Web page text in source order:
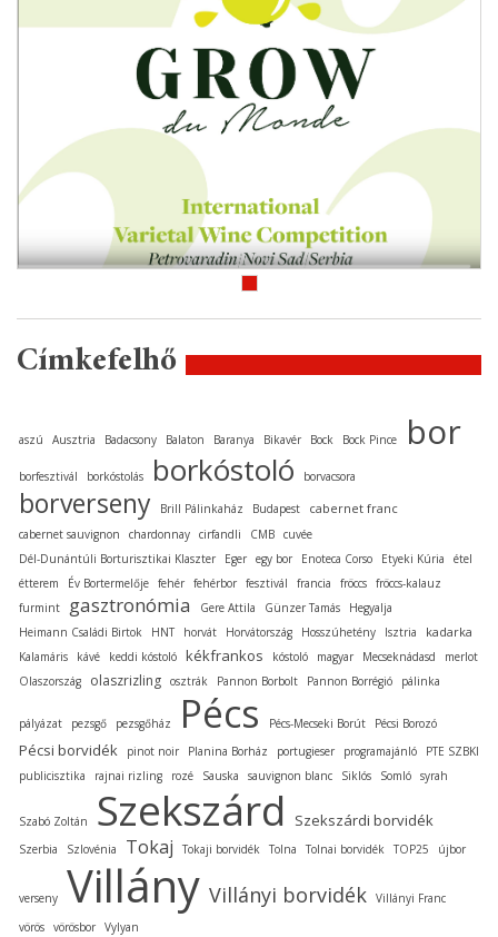
Címkefelhő
aszú Ausztria Badacsony Balaton Baranya Bikavér Bock Bock Pince bor
borfesztivál borkóstolás borkóstoló borvacsora
borverseny Brill Pálinkaház Budapest cabernet franc
cabernet sauvignon chardonnay cirfandli CMB cuvée
Dél-Dunántúli Borturisztikai Klaszter
Eger egy bor Enoteca Corso Etyeki Kúria
étel
étterem
Év Bortermelője fehér fehérbor fesztivál francia fröccs fröccs-kalauz
furmint
gasztronómia Gere Attila Günzer Tamás
Hegyalja
Heimann Családi Birtok
HNT horvát Horvátország Hosszúhetény Isztria kadarka
Kalamáris kávé keddi kóstoló kékfrankos kóstoló magyar Mecseknádasd
merlot
Olaszország
olaszrizling osztrák Pannon Borbolt Pannon Borrégió pálinka
pályázat pezsgő pezsgőház Pécs Pécs-Mecseki Borút Pécsi Borozó
Pécsi borvidék pinot noir Planina Borház portugieser programajánló
PTE SZBKI
publicisztika
rajnai rizling rozé Sauska sauvignon blanc Siklós Somló syrah
Szabó Zoltán Szekszárd Szekszárdi borvidék
Szerbia Szlovénia Tokaj Tokaji borvidék Tolna Tolnai borvidék TOP25 újbor
verseny Villány Villányi borvidék Villányi Franc
vörös vörösbor Vylyan